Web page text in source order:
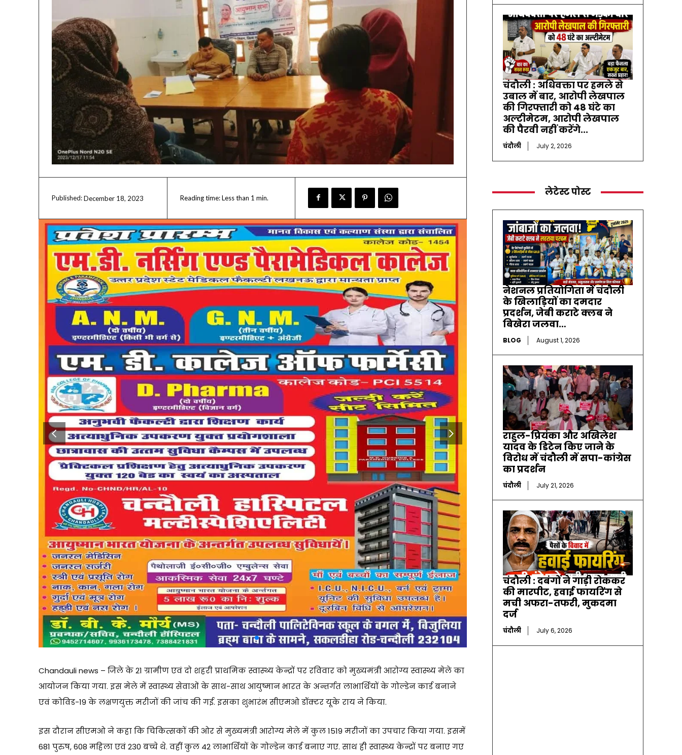
Published:December 18, 2023 Reading time:Less than 1 min.
Chandauli news – जिले के 21 ग्रामीण एवं दो शहरी प्राथमिक स्वास्थ्य केन्द्रों पर रविवार को मुख्यमंत्री आरोग्य स्वास्थ्य मेले का
आयोजन किया गया. इस मेले में स्वास्थ्य सेवाओं के साथ-साथ आयुष्मान भारत के अन्तर्गत लाभार्थियों के गोल्डेन कार्ड बनाने
एवं कोविड-19 के लक्षणयुक्त मरीजों की जांच की गई. इसका शुभारंभ सीएमओ डॉक्टर यूके राय ने किया.
इस दौरान सीएमओ ने कहा कि चिकित्सकों की ओर से मुख्यमंत्री आरोग्य मेले में कुल 1519 मरीजों का उपचार किया गया. इसमें
681 पुरुष, 608 महिला एवं 230 बच्चे थे. वहीं कुल 42 लाभार्थियों के गोल्डेन कार्ड बनाए गए. साथ ही स्वास्थ्य केन्द्रों पर बनाए गए
चंदौली : अधिवक्ता पर हमले से
उबाल में बार, आरोपी लेखपाल
की गिरफ्तारी को 48 घंटे का
अल्टीमेटम, आरोपी लेखपाल
की पैरवी नहीं करेंगे...
चंदौली July 2, 2026
लेटेस्ट पोस्ट
नेशनल प्रतियोगिता में चंदौली
के खिलाड़ियों का दमदार
प्रदर्शन, जेबी कराटे क्लब ने
बिखेरा जलवा…
BLOG August 1, 2026
राहुल-प्रियंका और अखिलेश
यादव के डिटेन किए जाने के
विरोध में चंदौली में सपा-कांग्रेस
का प्रदर्शन
चंदौली July 21, 2026
चंदौली : दबंगों ने गाड़ी रोककर
की मारपीट, हवाई फायरिंग से
मची अफरा-तफरी, मुकदमा
दर्ज
चंदौली July 6, 2026